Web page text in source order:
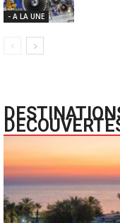
- A LA UNE